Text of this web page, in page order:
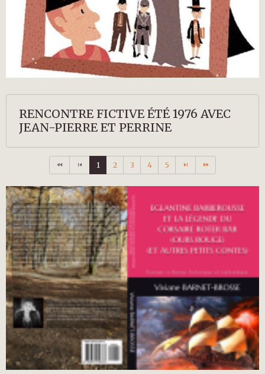
RENCONTRE FICTIVE ÉTÉ 1976 AVEC
JEAN-PIERRE ET PERRINE
1 2 3 4 5